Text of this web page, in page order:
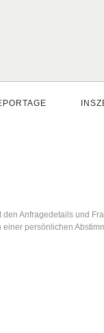
Anfragedetails und
einer persönlichen